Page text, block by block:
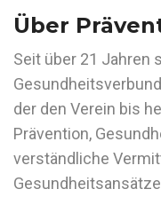
Über
Seit über 21 Jahren
der den Verein bis
Prävention,
verständliche